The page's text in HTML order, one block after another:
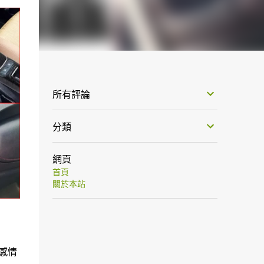
情
所有評論
分類
網頁
首頁
關於本站